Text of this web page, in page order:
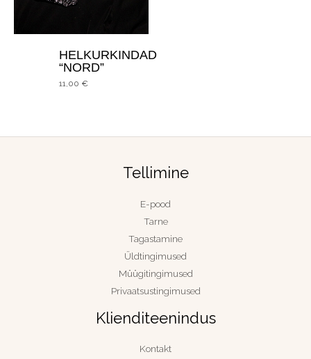
*
Salvesta minu nimi, e-posti- ja veebiaadress
HELKURKINDAD
“NORD”
11,00 €
Tellimine
E-pood
Tarne
Tagastamine
Üldtingimused
Müügitingimused
Privaatsustingimused
Klienditeenindus
Kontakt